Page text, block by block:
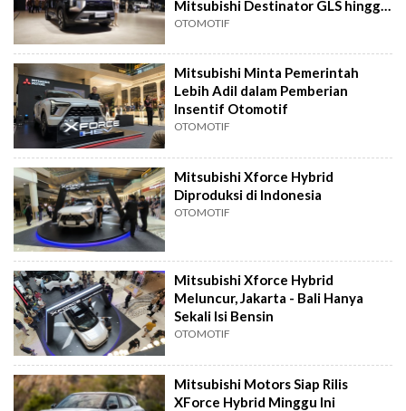
Mitsubishi Destinator GLS hingga
Ultimate
OTOMOTIF
Mitsubishi Minta Pemerintah
Lebih Adil dalam Pemberian
Insentif Otomotif
OTOMOTIF
Mitsubishi Xforce Hybrid
Diproduksi di Indonesia
OTOMOTIF
Mitsubishi Xforce Hybrid
Meluncur, Jakarta - Bali Hanya
Sekali Isi Bensin
OTOMOTIF
Mitsubishi Motors Siap Rilis
XForce Hybrid Minggu Ini